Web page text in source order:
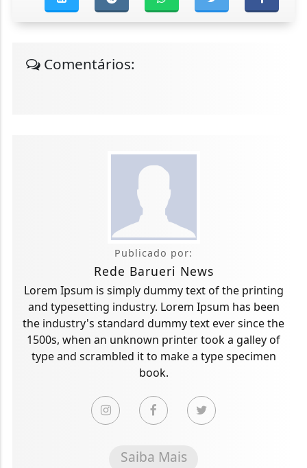
Comentários:
Publicado por:
Rede Barueri News
Lorem Ipsum is simply dummy text of the printing
and typesetting industry. Lorem Ipsum has been
the industry's standard dummy text ever since the
1500s, when an unknown printer took a galley of
type and scrambled it to make a type specimen
book.
Saiba Mais